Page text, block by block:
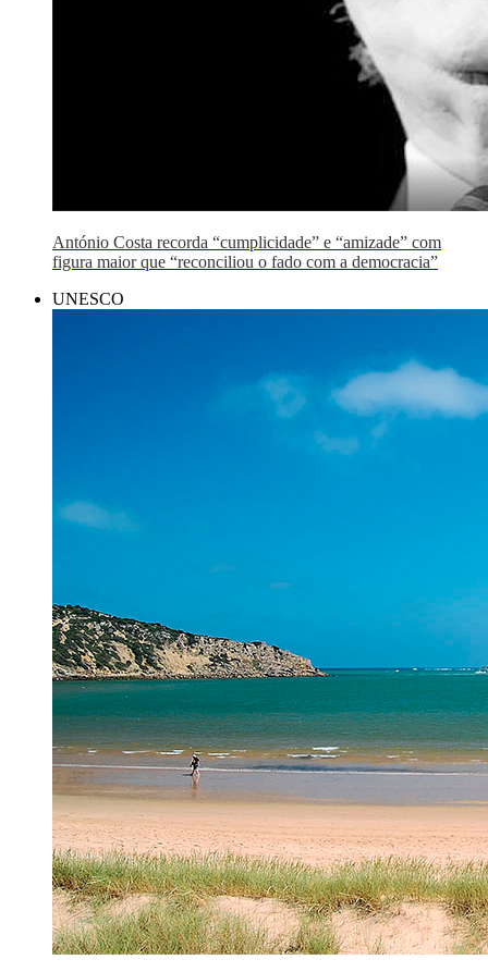
António Costa recorda “cumplicidade” e “amizade” com
figura maior que “reconciliou o fado com a democracia”
UNESCO